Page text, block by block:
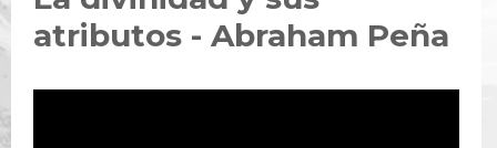
atributos - Abraham Peña